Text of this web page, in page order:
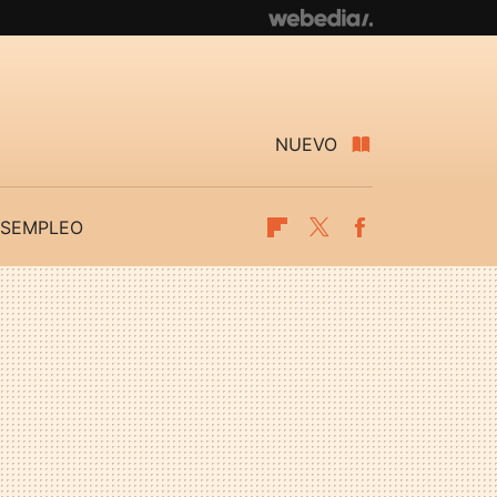
NUEVO
Flipboard
Twitter